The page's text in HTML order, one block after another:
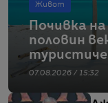
Живот
Почивка
половин
07.08.2026 / 15:32